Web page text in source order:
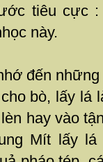
tiêu cực :
này.
đến những
bò, lấy lá
hay vào
Mít lấy